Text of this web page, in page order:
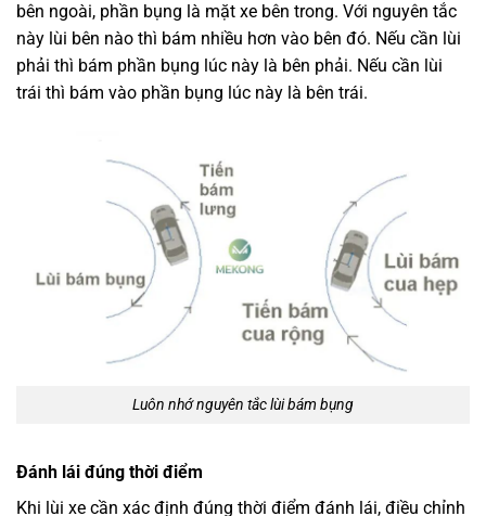
bên ngoài, phần bụng là mặt xe bên trong. Với nguyên tắc
này lùi bên nào thì bám nhiều hơn vào bên đó. Nếu cần lùi
phải thì bám phần bụng lúc này là bên phải. Nếu cần lùi
trái thì bám vào phần bụng lúc này là bên trái.
Luôn nhớ nguyên tắc lùi bám bụng
Đánh lái đúng thời điểm
Khi lùi xe cần xác định đúng thời điểm đánh lái, điều chỉnh